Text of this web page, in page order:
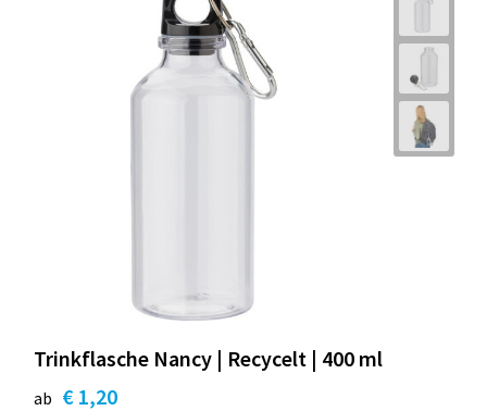
Trinkflasche Nancy | Recycelt | 400 ml
ab € 1,20